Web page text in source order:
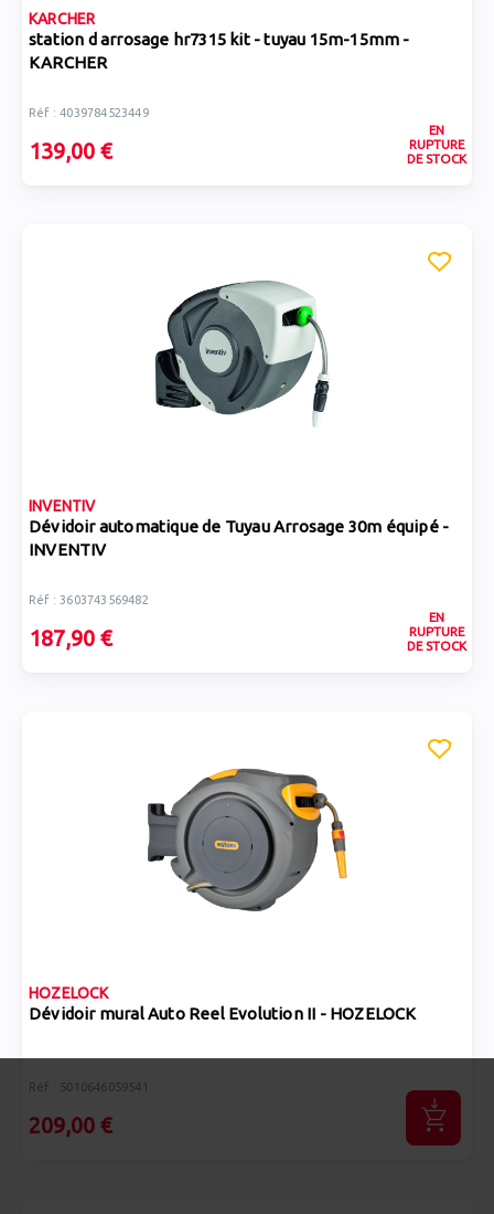
KARCHER
station d arrosage hr7315 kit - tuyau 15m-15mm -
KARCHER
Réf : 4039784523449
139,00 €
EN
RUPTURE
DE STOCK
INVENTIV
Dévidoir automatique de Tuyau Arrosage 30m équipé -
INVENTIV
Réf : 3603743569482
187,90 €
EN
RUPTURE
DE STOCK
HOZELOCK
Dévidoir mural Auto Reel Evolution II - HOZELOCK
Réf : 5010646059541
209,00 €